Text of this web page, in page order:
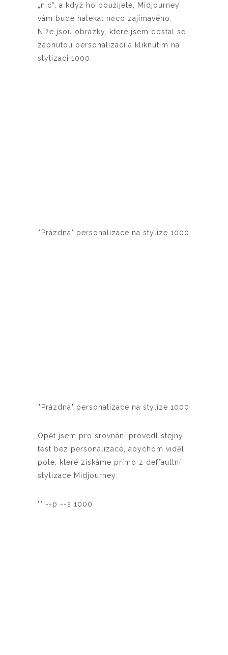
„nic“, a když ho použijete, Midjourney
vám bude halekat něco zajímavého.
Níže jsou obrázky, které jsem dostal se
zapnutou personalizací a kliknutím na
stylizaci 1000.
"Prázdná" personalizace na stylize 1000
"Prázdná" personalizace na stylize 1000
Opět jsem pro srovnání provedl stejný
test bez personalizace, abychom viděli
pole, které získáme přímo z deffaultní
stylizace Midjourney:
"" --p --s 1000